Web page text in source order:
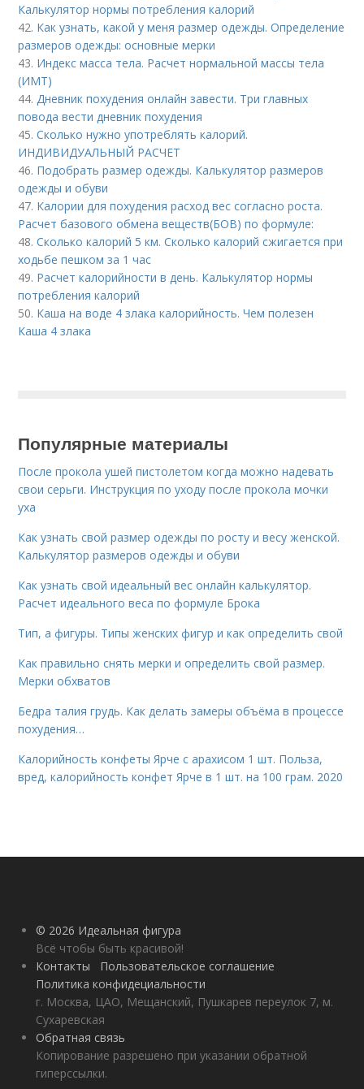
Калькулятор нормы потребления калорий
42. Как узнать, какой у меня размер одежды. Определение
размеров одежды: основные мерки
43. Индекс масса тела. Расчет нормальной массы тела
(ИМТ)
44. Дневник похудения онлайн завести. Три главных
повода вести дневник похудения
45.Сколько нужно употреблять калорий.
ИНДИВИДУАЛЬНЫЙ РАСЧЕТ
46. Подобрать размер одежды. Калькулятор размеров
одежды и обуви
47. Калории для похудения расход вес согласно роста.
Расчет базового обмена веществ(БОВ) по формуле:
48.Сколько калорий 5 км. Сколько калорий сжигается при
ходьбе пешком за 1 час
49. Расчет калорийности в день. Калькулятор нормы
потребления калорий
50. Каша на воде 4 злака калорийность. Чем полезен
Каша 4 злака
Популярные материалы
После прокола ушей пистолетом когда можно надевать
свои серьги. Инструкция по уходу после прокола мочки
уха
Как узнать свой размер одежды по росту и весу женской.
Калькулятор размеров одежды и обуви
Как узнать свой идеальный вес онлайн калькулятор.
Расчет идеального веса по формуле Брока
Тип, а фигуры. Типы женских фигур и как определить свой
Как правильно снять мерки и определить свой размер.
Мерки обхватов
Бедра талия грудь. Как делать замеры объёма в процессе
похудения…
Калорийность конфеты Ярче с арахисом 1 шт. Польза,
вред, калорийность конфет Ярче в 1 шт. на 100 грам. 2020
© 2026 Идеальная фигура
Всё чтобы быть красивой!
Контакты
Пользовательское соглашение
Политика конфидециальности
г. Москва, ЦАО, Мещанский, Пушкарев переулок 7, м.
Сухаревская
Обратная связь
Копирование разрешено при указании обратной
гиперссылки.